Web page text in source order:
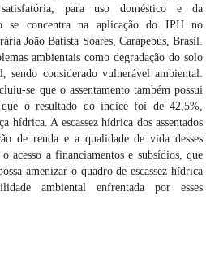
para uso doméstico e da
se concentra na aplicação do IPH no
João Batista Soares, Carapebus, Brasil.
ambientais como degradação do solo
sendo considerado vulnerável ambiental.
se que o assentamento também possui
que o resultado do índice foi de 42,5%,
hídrica. A escassez hídrica dos assentados
de renda e a qualidade de vida desses
acesso a financiamentos e subsídios, que
amenizar o quadro de escassez hídrica
ambiental enfrentada por esses